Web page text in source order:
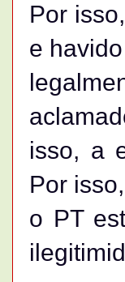
Por
e
isso, a
Por
o PT